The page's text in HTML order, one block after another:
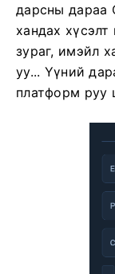
дарсны дараа
хандах
зураг, имэйл
уу... Үүний
платформ руу